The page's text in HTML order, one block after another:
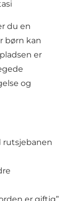
du en
børn kan
er
og
rutsjebanen